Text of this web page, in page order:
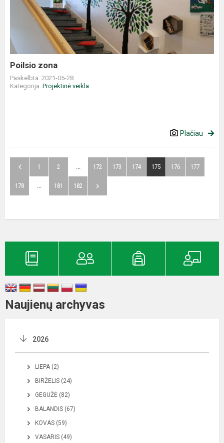
Poilsio zona
Paskelbta: 2021-05-28
Kategorija: Projektinė veikla
Plačiau
1 2 ... 172 173 174 175 176 177
178 ... 181 182
Naujienų archyvas
2026
LIEPA (2)
BIRŽELIS (24)
GEGUŽĖ (82)
BALANDIS (67)
KOVAS (59)
VASARIS (49)